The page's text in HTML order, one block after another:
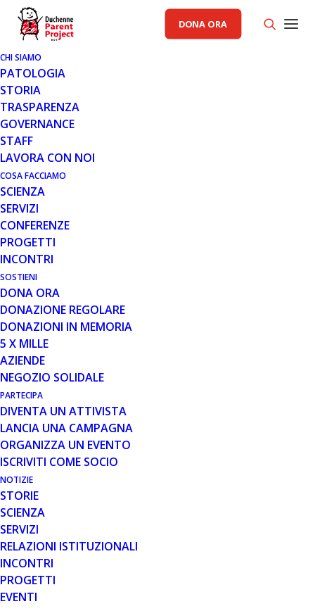
DONA ORA
CHI SIAMO
PATOLOGIA
STORIA
TRASPARENZA
GOVERNANCE
STAFF
LAVORA CON NOI
COSA FACCIAMO
SCIENZA
SERVIZI
CONFERENZE
PROGETTI
INCONTRI
SOSTIENI
DONA ORA
DONAZIONE REGOLARE
DONAZIONI IN MEMORIA
5 X MILLE
AZIENDE
NEGOZIO SOLIDALE
PARTECIPA
DIVENTA UN ATTIVISTA
LANCIA UNA CAMPAGNA
ORGANIZZA UN EVENTO
ISCRIVITI COME SOCIO
NOTIZIE
STORIE
SCIENZA
SERVIZI
RELAZIONI ISTITUZIONALI
INCONTRI
PROGETTI
EVENTI
AREA SCIENZA PP
20 GIU 2018
TERAPIA GENICA PER LA DMD:
SAREPTA ANNUNCIA I
RISULTATI PRELIMINARI DELLO
STUDIO CLINICO E LE NUOVE
COLLABORAZIONI STRATEGICHE
Sarepta Therapeutics ha annunciato che Jerry Mendell
ha presentato i primi risultati dello studio clinico di
terapia genica di fase 1/2a, condotto al Nationwide
Children’s Hospital in Ohio, per valutare la sicurezza e
l’efficacia di AAVrh74.MHCK7.micro-Dystrophin in
pazienti Duchenne. I risultati presentati sono positivi e si
riferiscono ai dati ottenuti a 3 mesi dalla singola
somministrazione per via sistemica nei primi tre
bambini DMD arruolati nel trial. È stata osservata
l’espressione di microdistrofina nelle fibre muscolari di
tutti i bambini trattati e non sono stati segnalati eventi
avversi gravi. Questa importante notizia segue l’annuncio
della settimana scorsa sulla collaborazione di Sarepta
con Brammer Bio per supportare lo sviluppo clinico e
commerciale dei suoi programmi di terapia genica.